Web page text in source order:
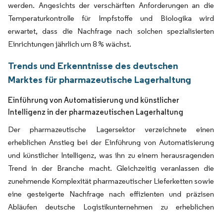
werden. Angesichts der verschärften Anforderungen an die
Temperaturkontrolle für Impfstoffe und Biologika wird
erwartet, dass die Nachfrage nach solchen spezialisierten
Einrichtungen jährlich um 8 % wächst.
Trends und Erkenntnisse des deutschen
Marktes für pharmazeutische Lagerhaltung
Einführung von Automatisierung und künstlicher
Intelligenz in der pharmazeutischen Lagerhaltung
Der pharmazeutische Lagersektor verzeichnete einen
erheblichen Anstieg bei der Einführung von Automatisierung
und künstlicher Intelligenz, was ihn zu einem herausragenden
Trend in der Branche macht. Gleichzeitig veranlassen die
zunehmende Komplexität pharmazeutischer Lieferketten sowie
eine gesteigerte Nachfrage nach effizienten und präzisen
Abläufen deutsche Logistikunternehmen zu erheblichen